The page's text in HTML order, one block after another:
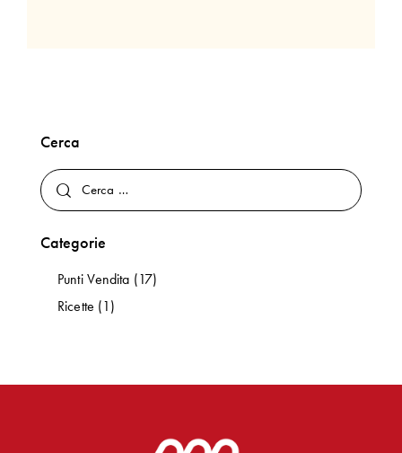
Cerca
Categorie
Punti Vendita (17)
Ricette (1)